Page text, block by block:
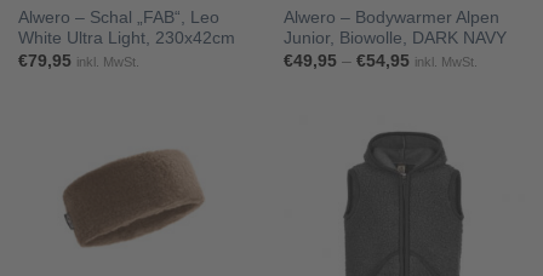
Alwero – Schal „FAB“, Leo
White Ultra Light, 230x42cm
€79,95 inkl. MwSt.
Alwero – Bodywarmer Alpen
Junior, Biowolle, DARK NAVY
€49,95 – €54,95Preisspanne:
inkl. MwSt.